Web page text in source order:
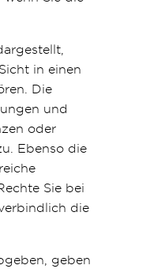
in einen
Die
und
oder
Ebenso die
Sie bei
die
geben